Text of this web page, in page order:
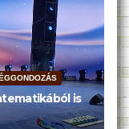
is